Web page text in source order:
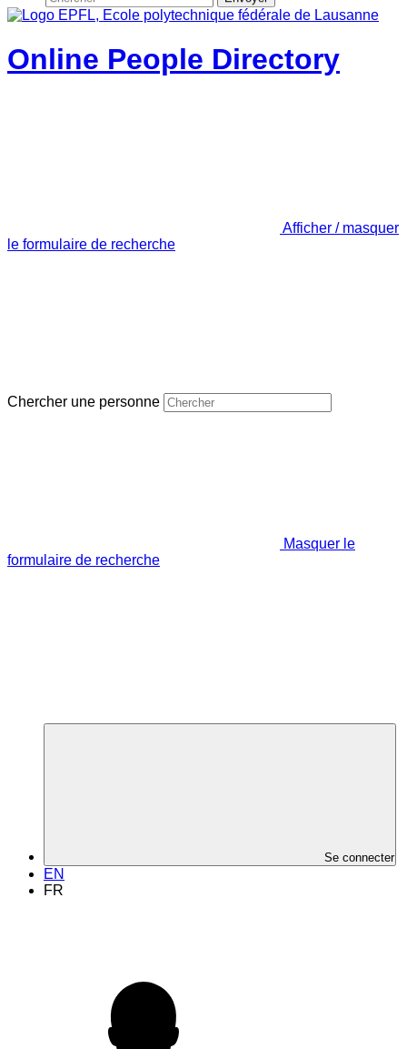
Online People Directory
Afficher / masquer
le formulaire de recherche
Chercher une personne
Masquer le
formulaire de recherche
Se connecter
EN
FR